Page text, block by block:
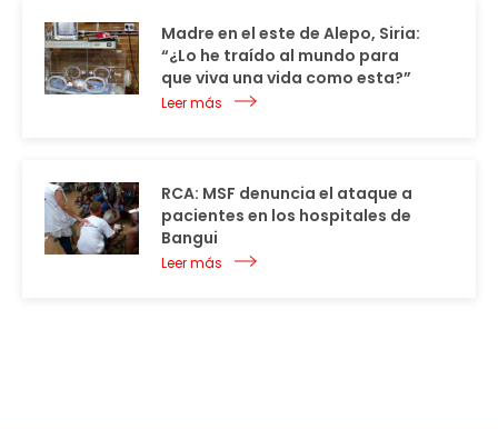
Madre en el este de Alepo, Siria:
“¿Lo he traído al mundo para
que viva una vida como esta?”
Leer más
RCA: MSF denuncia el ataque a
pacientes en los hospitales de
Bangui
Leer más